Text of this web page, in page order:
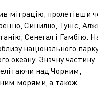
міграцію, пролетівши
Сицилію, Туніс,
Сенегал і Гамбію.
національного парку
океану. Значну частину
над Чорним,
морями, а також